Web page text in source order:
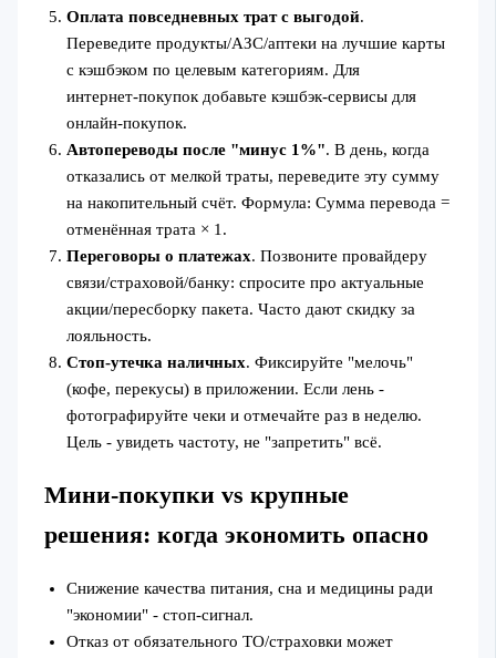
Оплата повседневных трат с выгодой.
Переведите продукты/АЗС/аптеки на лучшие карты
с кэшбэком по целевым категориям. Для
интернет‑покупок добавьте кэшбэк‑сервисы для
онлайн‑покупок.
Автопереводы после "минус 1%". В день, когда
отказались от мелкой траты, переведите эту сумму
на накопительный счёт. Формула: Сумма перевода =
отменённая трата × 1.
Переговоры о платежах. Позвоните провайдеру
связи/страховой/банку: спросите про актуальные
акции/пересборку пакета. Часто дают скидку за
лояльность.
Стоп‑утечка наличных. Фиксируйте "мелочь"
(кофе, перекусы) в приложении. Если лень -
фотографируйте чеки и отмечайте раз в неделю.
Цель - увидеть частоту, не "запретить" всё.
Мини‑покупки vs крупные
решения: когда экономить опасно
Снижение качества питания, сна и медицины ради
"экономии" - стоп‑сигнал.
Отказ от обязательного ТО/страховки может